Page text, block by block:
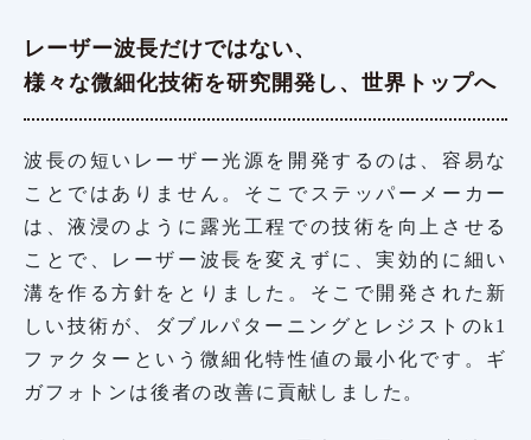
レーザー波長だけではない、
様々な微細化技術を研究開発し、世界トップへ
波長の短いレーザー光源を開発するのは、容易な
ことではありません。そこでステッパーメーカー
は、液浸のように露光工程での技術を向上させる
ことで、レーザー波長を変えずに、実効的に細い
溝を作る方針をとりました。そこで開発された新
しい技術が、ダブルパターニングとレジストのk1
ファクターという微細化特性値の最小化です。ギ
ガフォトンは後者の改善に貢献しました。